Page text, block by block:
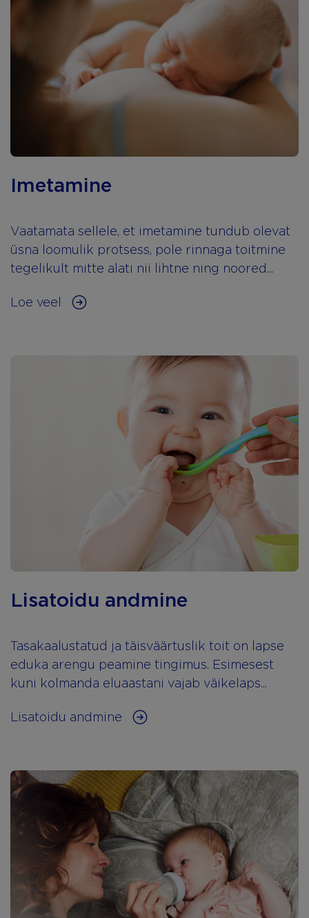
Imetamine
Vaatamata sellele, et imetamine tundub olevat
üsna loomulik protsess, pole rinnaga toitmine
tegelikult mitte alati nii lihtne ning noored...
Loe veel
Lisatoidu andmine
Tasakaalustatud ja täisväärtuslik toit on lapse
eduka arengu peamine tingimus. Esimesest
kuni kolmanda eluaastani vajab väikelaps...
Lisatoidu andmine